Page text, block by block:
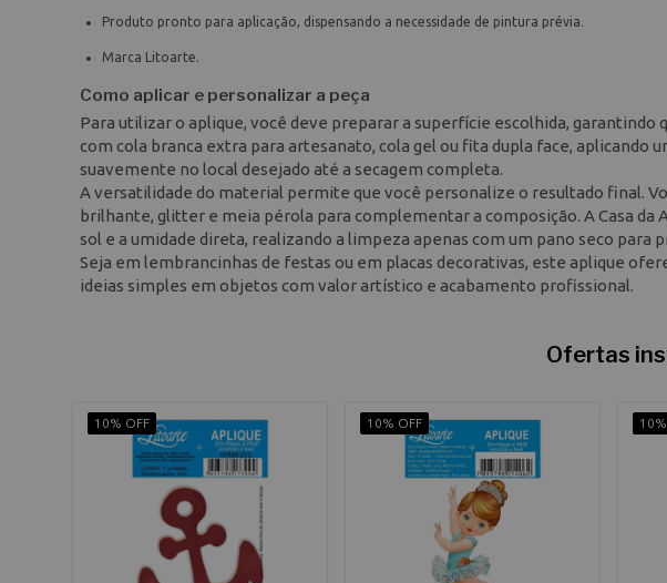
Produto pronto para aplicação, dispensando a necessidade de pintura prévia.
Marca Litoarte.
Como aplicar e personalizar a peça
Para utilizar o aplique, você deve preparar a superfície escolhida, garantindo
com cola branca extra para artesanato, cola gel ou fita dupla face, aplicando
suavemente no local desejado até a secagem completa.
A versatilidade do material permite que você personalize o resultado final.
brilhante, glitter e meia pérola para complementar a composição. A Casa
sol e a umidade direta, realizando a limpeza apenas com um pano seco para
Seja em lembrancinhas de festas ou em placas decorativas, este aplique
ideias simples em objetos com valor artístico e acabamento profissional.
Ofertas
10% OFF 10% OFF